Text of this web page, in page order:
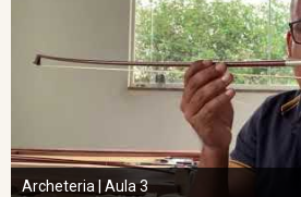
Archeteria | Aula 3